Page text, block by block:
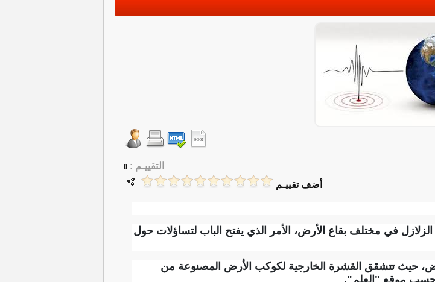
التقييـم : 0
أضف تقييـم
في مختلف بقاع الأرض، الأمر الذي يفتح الباب لتساؤلات حول
حيث تتشقق القشرة الخارجية لكوكب الأرض المصنوعة من
حسب موقع "العلم".